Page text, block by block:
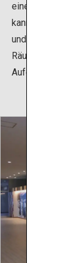
einem schweren
kann nicht nur
und
Räume für